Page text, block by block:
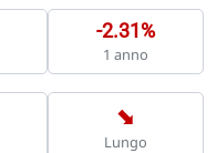
-2.31%
1 anno
➡
Lungo